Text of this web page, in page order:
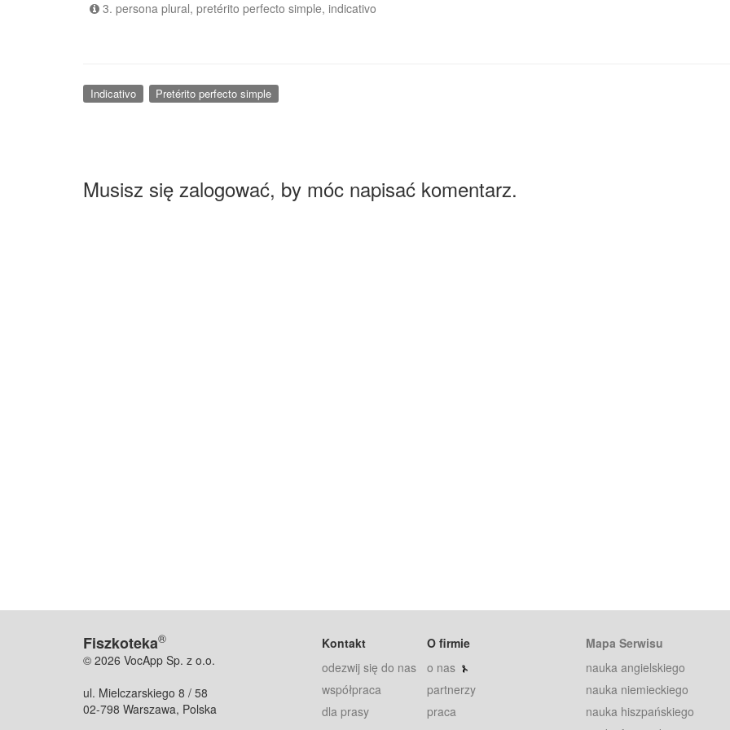
3. persona plural, pretérito perfecto simple, indicativo
Indicativo Pretérito perfecto simple
Musisz się zalogować, by móc napisać komentarz.
Fiszkoteka®
© 2026 VocApp Sp. z o.o.
ul. Mielczarskiego 8 / 58
02-798 Warszawa, Polska
Kontakt
odezwij się do nas
współpraca
dla prasy
O firmie
o nas
partnerzy
praca
Mapa Serwisu
nauka angielskiego
nauka niemieckiego
nauka hiszpańskiego